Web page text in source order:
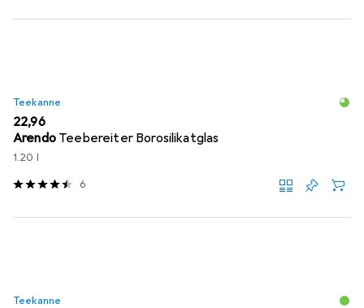
Teekanne
EUR
22,96
Arendo Teebereiter Borosilikatglas
1.20 l
6
Teekanne